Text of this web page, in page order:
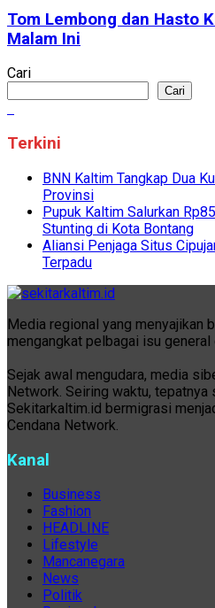
Tom Lembong dan Hasto
Malam Ini
Cari
Cari
Terkini
BNN Kaltim Tangkap Dua
Provinsi
Pupuk Kaltim Salurkan
Stunting di Kota Bontang
Aliansi Penjaga Situs
Terpadu
Media regional yang menyajikan
mengangkat pelbagai isu
Sejak awal mengudara, media
Network. Seiring waktu,
Sekitarkaltim.id bermigrasi
Cendana Network.
Kanal
Business
Fashion
HEADLINE
Lifestyle
Mancanegara
News
Politik